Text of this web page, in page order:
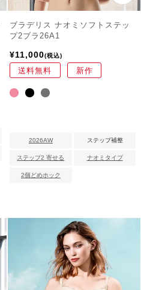
ブラデリス ナオミソフトステッ
プ2ブラ26A1
¥11,000 税込
送料無料 新作
2026AW ステップ補整
ステップ2 寄せる ナオミタイプ
2個どめホック